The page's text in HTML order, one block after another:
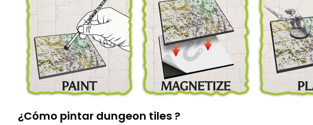
¿Cómo pintar dungeon tiles ?